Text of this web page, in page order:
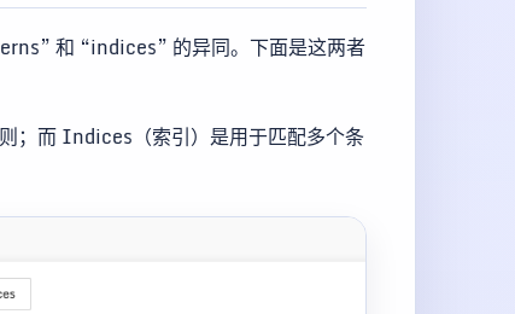
和 “indices” 的异同。下面是这两者
；而 Indices（索引）是用于匹配多个条